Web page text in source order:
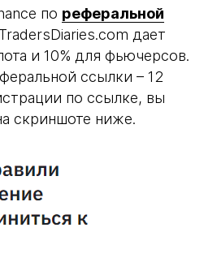
по реферальной
дает
и 10% для фьючерсов.
ссылки – 12
по ссылке, вы
скриншоте ниже.